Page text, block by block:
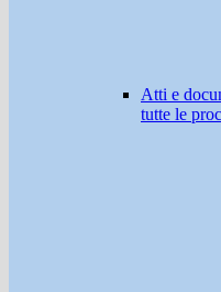
Atti e
tutte le